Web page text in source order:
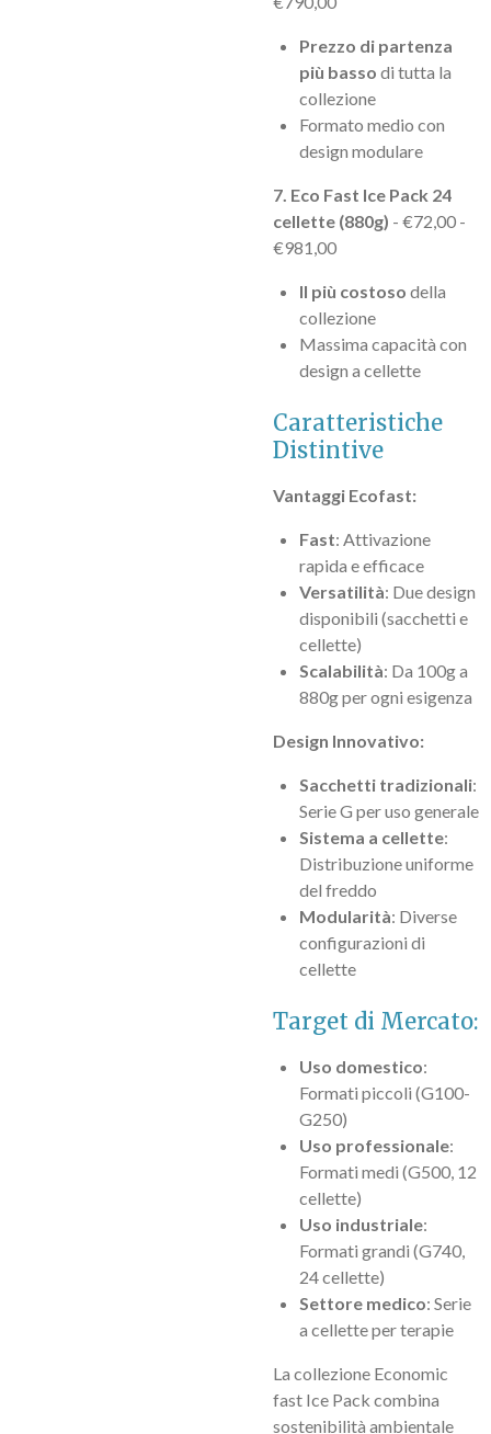
Prezzo di partenza
più basso di tutta la
collezione
Formato medio con
design modulare
7. Eco Fast Ice Pack 24
cellette (880g) - €72,00 -
€981,00
Il più costoso della
collezione
Massima capacità con
design a cellette
Caratteristiche
Distintive
Vantaggi Ecofast:
Fast: Attivazione
rapida e efficace
Versatilità: Due design
disponibili (sacchetti e
cellette)
Scalabilità: Da 100g a
880g per ogni esigenza
Design Innovativo:
Sacchetti tradizionali:
Serie G per uso generale
Sistema a cellette:
Distribuzione uniforme
del freddo
Modularità: Diverse
configurazioni di
cellette
Target di Mercato:
Uso domestico:
Formati piccoli (G100-
G250)
Uso professionale:
Formati medi (G500, 12
cellette)
Uso industriale:
Formati grandi (G740,
24 cellette)
Settore medico: Serie
a cellette per terapie
La collezione Economic
fast Ice Pack combina
sostenibilità ambientale